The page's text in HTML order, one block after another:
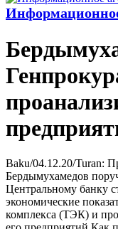
Baku/04.12.20/Turan:
Бердымухамедов
Центральному банку
экономические
комплекса (ТЭК) и